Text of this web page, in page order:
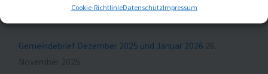
Cookie-RichtlinieDatenschutzImpressum
Gemeindebrief Dezember 2025 und Januar 2026 26.
November 2025